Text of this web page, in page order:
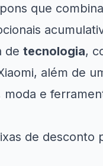
que
de tecnologia,
além de
e
de desconto
Kabum!
R$ 40 OFF no